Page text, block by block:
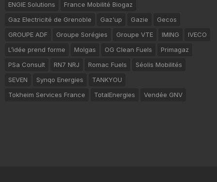
ENGIE Solutions
France Mobilité Biogaz
Gaz Electricité de Grenoble
Gaz'up Gazie
Gecos
GROUPE ADF
Groupe Sorégies Groupe VTE IMING
IVECO
L’idée prend forme
Molgas OG Clean Fuels
Primagaz
PSa Consult
RN7 NRJ Romac Fuels
Séolis Mobilités
SEVEN
Synqo Energies
TANKYOU
Tokheim Services France
TotalEnergies Vendée GNV